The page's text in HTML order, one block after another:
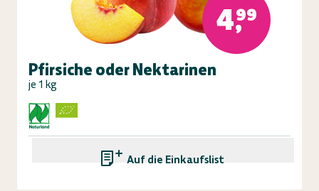
4,99
Pfirsiche oder Nektarinen
je 1 kg
Auf die Einkaufsliste